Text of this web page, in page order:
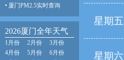
• 厦门PM2.5实时查询
2026厦门全年天气
1月份 2月份
3月份
4月份
5月份
6月份
星期五
星期六